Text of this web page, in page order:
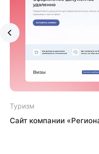
Туризм
Сайт компании